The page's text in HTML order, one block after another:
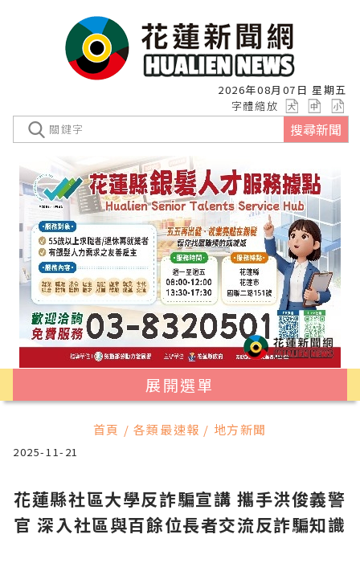
2026年08月07日 星期五
字體縮放
搜尋新聞
展開選單
首頁 / 各類最速報 / 地方新聞
2025-11-21
花蓮縣社區大學反詐騙宣講 攜手洪俊義警
官 深入社區與百餘位長者交流反詐騙知識